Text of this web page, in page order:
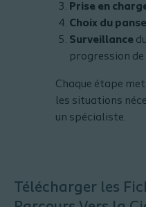
Prise en
Choix du
Surveillance
progression
Chaque étape
les situations
un spécialiste.
Télécharger les